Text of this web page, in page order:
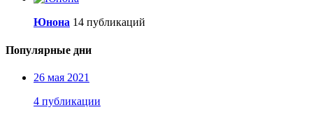
Юнона 14 публикаций
Популярные дни
26 мая 2021
4 публикации